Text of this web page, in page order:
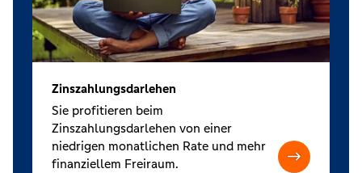
Zinszahlungsdarlehen
Sie profitieren beim
Zinszahlungsdarlehen von einer
niedrigen monatlichen Rate und mehr
finanziellem Freiraum.